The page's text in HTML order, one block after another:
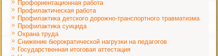
Профориентационная работа
Профилактическая работа
Профилактика детского дорожно-транспортного травматизма
Профилактика суицида
Охрана труда
Снижение бюрократической нагрузки на педагогов
Государственная итоговая аттестация